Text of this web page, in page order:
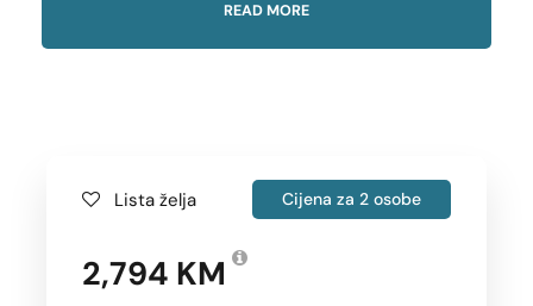
Lista želja Cijena za 2 osobe
2,794 KM
Polasci
READ MORE